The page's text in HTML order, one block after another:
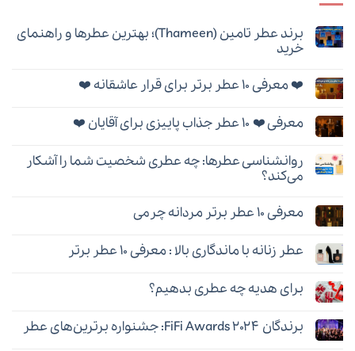
برند عطر تامین (Thameen)؛ بهترین عطرها و راهنمای
خرید
برای
(Thameen)؛
راهنمای
خرید
ثبت
❤️ معرفی ۱۰ عطر برتر برای قرار عاشقانه ❤️
برای
❤️
عطر
برتر
برای
عاشقانه
❤️
ثبت
نشده
معرفی ❤️ ۱۰ عطر جذاب پاییزی برای آقایان ❤️
برای
معرفی
❤️
جذاب
پاییزی
❤️
ثبت
نشده
روانشناسی عطرها: چه عطری شخصیت شما را آشکار
می‌کند؟
دیدگاهی
برای
روانشناسی
عطری
را
آشکار
ثبت
نشده
معرفی ۱۰ عطر برتر مردانه چرمی
برای
معرفی
برتر
مردانه
ثبت
نشده
عطر زنانه با ماندگاری بالا : معرفی ۱۰ عطر برتر
برای
عطر
ماندگاری
ثبت
نشده
برای هدیه چه عطری بدهیم؟
برای
برای
ثبت
نشده
برندگان FiFi Awards ۲۰۲۴: جشنواره برترین‌های عطر